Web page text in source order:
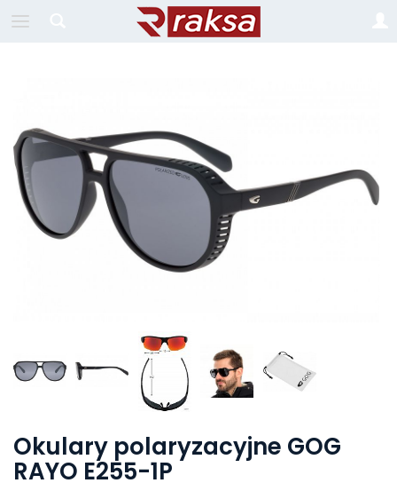
Okulary polaryzacyjne GOG
RAYO E255-1P